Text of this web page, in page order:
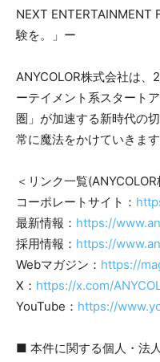
NEXT ENTERTAINMENT
験を。」ー
ANYCOLOR株式会社は
ーテイメント系スタート
圏」が加速する新時代の
常に魔法をかけていきます
＜リンク一覧
コーポレートサイト：
最新情報： https://
採用情報： https://
Webマガジン： https://
X： https://x.com/
YouTube： https://
■ 本件に関する個人・法